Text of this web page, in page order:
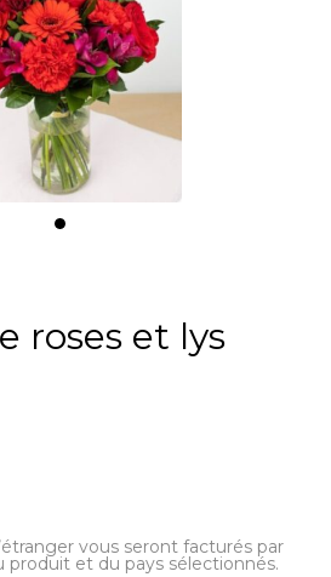
roses et lys
vous seront facturés par
produit et du pays sélectionnés.